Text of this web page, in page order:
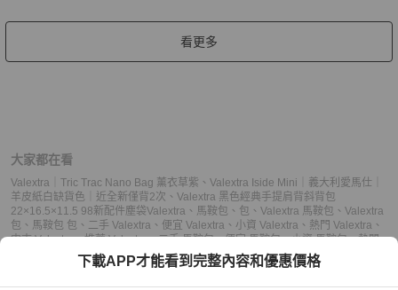
看更多
大家都在看
Valextra｜Tric Trac Nano Bag 薰衣草紫 、 Valextra Iside Mini｜義大利愛馬仕｜
羊皮紙白缺貨色｜近全新僅背2次 、 Valextra 黑色經典手提肩背斜背包
22×16.5×11.5 98新配件塵袋Valextra 、 馬鞍包 、 包 、 Valextra 馬鞍包 、 Valextra
包 、 馬鞍包 包 、 二手 Valextra 、 便宜 Valextra 、 小資 Valextra 、 熱門 Valextra 、
中古 Valextra、推薦 Valextra、二手 馬鞍包、便宜 馬鞍包、小資 馬鞍包、熱門
中古 馬鞍包 、推薦 馬鞍包、二手 包 、 便宜 包、小資 包、
下載APP才能看到完整內容和優惠價格